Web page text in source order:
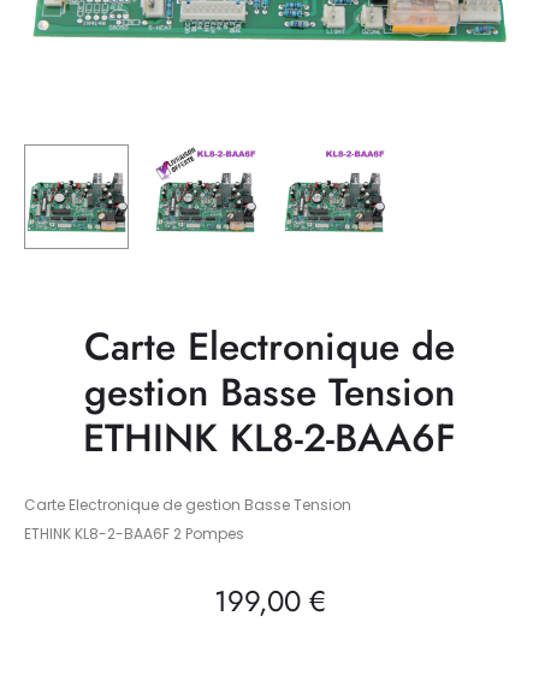
Carte Electronique de
gestion Basse Tension
ETHINK KL8-2-BAA6F
Carte Electronique de gestion Basse Tension
ETHINK KL8-2-BAA6F 2 Pompes
199,00 €